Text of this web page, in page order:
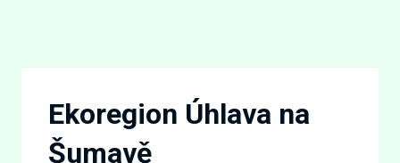
Ekoregion Úhlava na
Šumavě